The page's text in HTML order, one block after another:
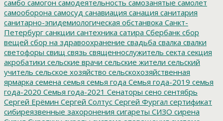
самбо самогон самодеятельность самозанятые самолет
самооборона самосуд санавиация санация санитария
санитарно-эпидемиологическая обстанвока Санкт-
Петербург санкции сантехника сатира Сбербанк сбор
вещей сбор на здравоохранение свадьба свалка свалки
светофоры свищ связь священнослужитель секта секция
акробатики сельские врачи сельские жители сельский
учитель сельское хозяйство сельскохозяйственная
ярмарка семена семья семья года Семья года-2019 семья
года-2020 Семья года-2021 Сенаторы сено сентябрь
Сергей Ерёмин Сергей Солтус Сергей Фургал сертификат
сибиреязвенные захоронения сигареты СИЗО сирена